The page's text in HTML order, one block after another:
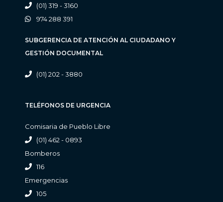
(01) 319 - 3160
974 288 391
SUBGERENCIA DE ATENCIÓN AL CIUDADANO Y
GESTIÓN DOCUMENTAL
(01) 202 - 3880
TELÉFONOS DE URGENCIA
Comisaria de Pueblo Libre
(01) 462 - 0893
Bomberos
116
Emergencias
105